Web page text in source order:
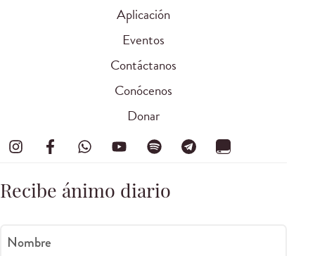
Aplicación
Eventos
Contáctanos
Conócenos
Donar
Recibe ánimo diario
Nombre